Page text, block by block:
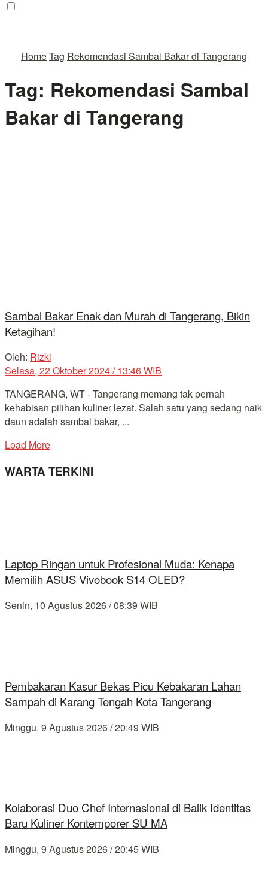
HomeTag Rekomendasi Sambal Bakar di Tangerang
Tag: Rekomendasi Sambal
Bakar di Tangerang
Sambal Bakar Enak dan Murah di Tangerang, Bikin
Ketagihan!
Oleh: Rizki
Selasa, 22 Oktober 2024 / 13:46 WIB
TANGERANG, WT - Tangerang memang tak pernah
kehabisan pilihan kuliner lezat. Salah satu yang sedang naik
daun adalah sambal bakar, ...
Load More
WARTA TERKINI
Laptop Ringan untuk Profesional Muda: Kenapa
Memilih ASUS Vivobook S14 OLED?
Senin, 10 Agustus 2026 / 08:39 WIB
Pembakaran Kasur Bekas Picu Kebakaran Lahan
Sampah di Karang Tengah Kota Tangerang
Minggu, 9 Agustus 2026 / 20:49 WIB
Kolaborasi Duo Chef Internasional di Balik Identitas
Baru Kuliner Kontemporer SU MA
Minggu, 9 Agustus 2026 / 20:45 WIB